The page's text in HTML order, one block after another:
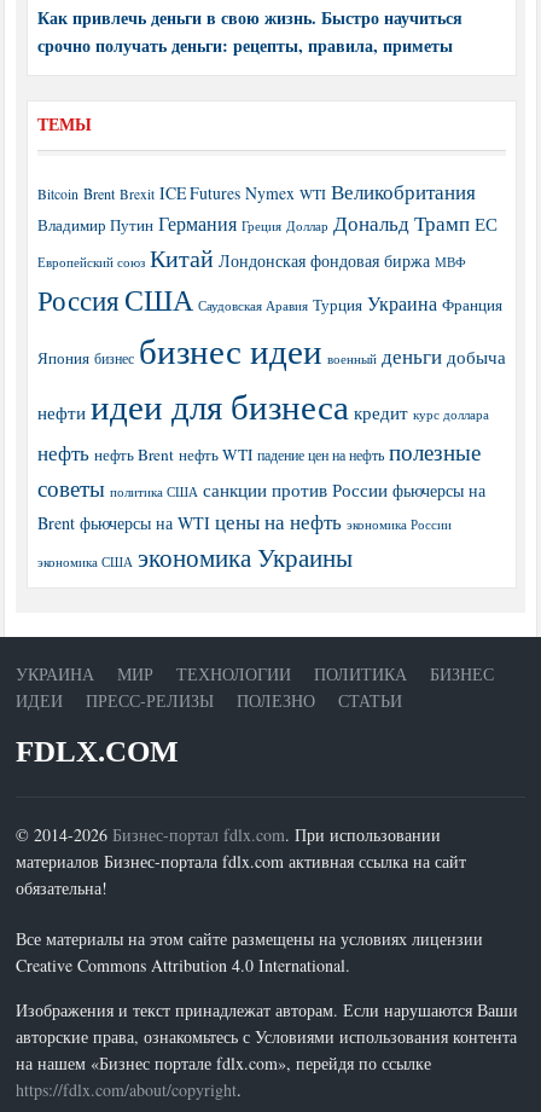
Как привлечь деньги в свою жизнь. Быстро научиться
срочно получать деньги: рецепты, правила, приметы
ТЕМЫ
Bitcoin Brent Brexit ICE Futures Nymex WTI Великобритания
Владимир Путин Германия Греция Доллар Дональд Трамп ЕС
Европейский союз Китай Лондонская фондовая биржа МВФ
РоссияСША Саудовская Аравия Турция Украина Франция
Япония бизнес бизнес идеи военный деньги добыча
нефти идеи для бизнеса кредит курс доллара
нефть нефть Brent нефть WTI падение цен на нефть полезные
советы политика США санкции против России фьючерсы на
Brent фьючерсы на WTI цены на нефть экономика России
экономика США экономика Украины
УКРАИНА МИР ТЕХНОЛОГИИ ПОЛИТИКА
БИЗНЕС
ИДЕИ
ПРЕСС-РЕЛИЗЫ ПОЛЕЗНО СТАТЬИ
FDLX.COM
© 2014-2026Бизнес-портал fdlx.com. При использовании
материалов Бизнес-портала fdlx.com активная ссылка на сайт
обязательна!
Все материалы на этом сайте размещены на условиях лицензии
Creative Commons Attribution 4.0 International.
Изображения и текст принадлежат авторам. Если нарушаются Ваши
авторские права, ознакомьтесь с Условиями использования контента
на нашем «Бизнес портале fdlx.com», перейдя по ссылке
https://fdlx.com/about/copyright.